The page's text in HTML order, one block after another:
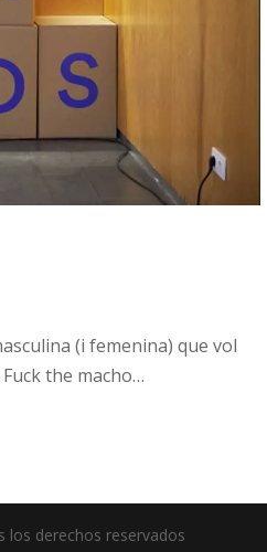
(i femenina) que vol
the macho…
los derechos reservados